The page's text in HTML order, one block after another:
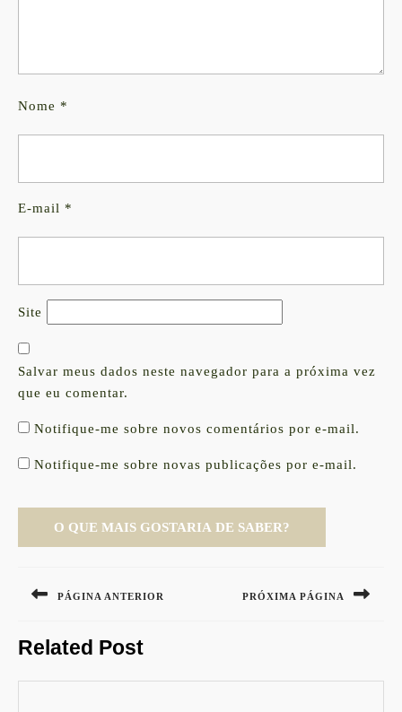
Nome *
E-mail *
Site
Salvar meus dados neste navegador para a próxima vez
que eu comentar.
Notifique-me sobre novos comentários por e-mail.
Notifique-me sobre novas publicações por e-mail.
de
PÁGINA ANTERIOR
post:
PRÓXIMA PÁGINA
Related Post